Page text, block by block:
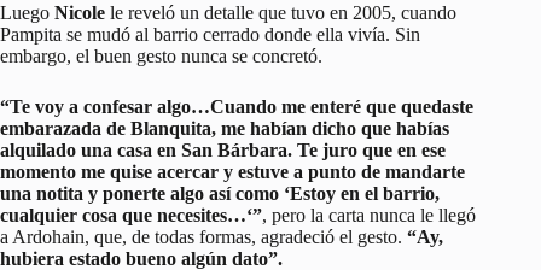
Luego Nicole le reveló un detalle que tuvo en 2005, cuando
Pampita se mudó al barrio cerrado donde ella vivía. Sin
embargo, el buen gesto nunca se concretó.
“Te voy a confesar algo…Cuando me enteré que quedaste
embarazada de Blanquita, me habían dicho que habías
alquilado una casa en San Bárbara. Te juro que en ese
momento me quise acercar y estuve a punto de mandarte
una notita y ponerte algo así como ‘Estoy en el barrio,
cualquier cosa que necesites…‘”, pero la carta nunca le llegó
a Ardohain, que, de todas formas, agradeció el gesto. “Ay,
hubiera estado bueno algún dato”.